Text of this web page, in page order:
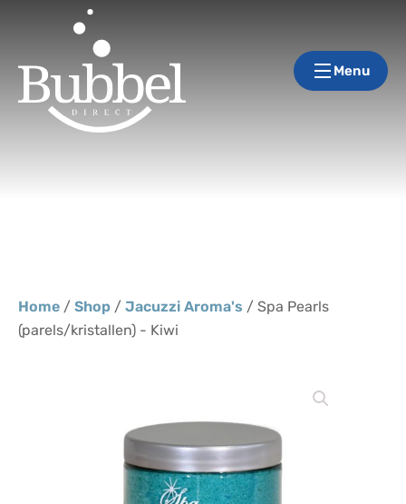
Menu
Home / Shop / Jacuzzi Aroma's / Spa Pearls
(parels/kristallen) - Kiwi